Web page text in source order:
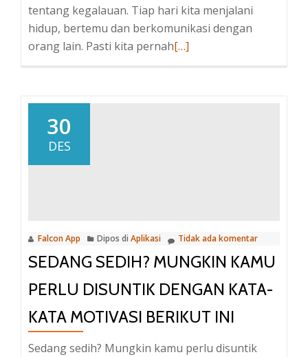
tentang kegalauan. Tiap hari kita menjalani
hidup, bertemu dan berkomunikasi dengan
orang lain. Pasti kita pernahBaca
[…]
30
DES
Falcon App Dipos di Aplikasi Tidak ada komentar
SEDANG SEDIH? MUNGKIN KAMU
PERLU DISUNTIK DENGAN KATA-
KATA MOTIVASI BERIKUT INI
Sedang sedih? Mungkin kamu perlu disuntik